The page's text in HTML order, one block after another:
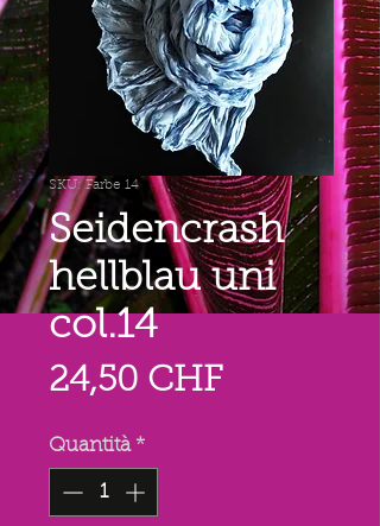
SKU: Farbe 14
Seidencrash
hellblau uni
col.14
24,50 CHFPrezzo
Quantità *